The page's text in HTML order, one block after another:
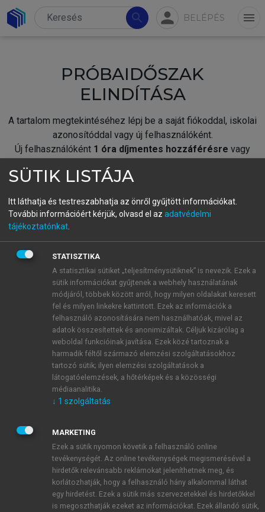
search person BELÉPÉS menu
PRÓBAIDŐSZAK
ELINDÍTÁSA
A tartalom megtekintéséhez lépj be a saját fiókoddal, iskolai
azonosítóddal vagy új felhasználóként.
Új felhasználóként 1 óra díjmentes hozzáférésre vagy
fiókoddal,vagy hozz létre új fiókot.
A regisztráció után apróbaidőszakautomatikusan
BELÉPÉS SAJÁT FIÓKKAL
ÚJ FIÓK LÉTREHOZÁSA
1 óra díjmentes hozzáférés
E-MAIL-CÍM
JELSZÓ
JELSZÓ ÚJRA
SÜTIK LISTÁJA
Itt láthatja és testreszabhatja az önről gyűjtött információkat.
További információért kérjük, olvasd el az adatvédelmi
tájékoztatónkat
STATISZTIKA
A statisztikai sütiket „teljesítménysütiknek” is nevezik. Ezek a
sütik információkat gyűjtenek a webhely használatának
módjáról, többek között arról, hogy milyen oldalakat keresett
fel és milyen linkekre kattintott. Ezek az információk a
felhasználó azonosítására nem használhatóak, mivel az
adatok összesítettek és anonimizáltak. Céljuk kizárólag a
weboldal funkcióinak javítása. Ezek közé tartoznak a
harmadik féltől származó elemzési szolgáltatásokhoz
tartozó sütik; ilyen elemzési szolgáltatások a
látogatóelemzések, a hőtérképek és a közösségi
médiaanalitika.
↓ 1 szolgáltatás
MARKETING
Ezek a sütik nyomon követik a felhasználó online
tevékenységét. Az online tevékenységek megismerésével a
hirdetők relevánsabb reklámokat jeleníthetnek meg, és
korlátozhatják, hogy a felhasználó hány alkalommal láthat
egy hirdetést. Ezek a sütik más szervezetekkel és hirdetőkkel
is megoszthatják ezeket az információkat. Ezek állandó sütik,